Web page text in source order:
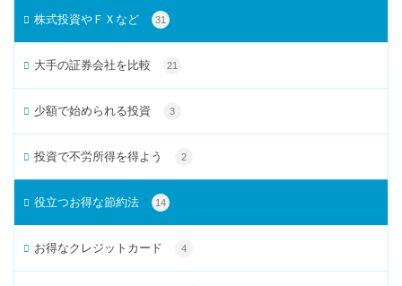
株式投資やＦＸなど 31
大手の証券会社を比較 21
少額で始められる投資 3
投資で不労所得を得よう 2
役立つお得な節約法 14
お得なクレジットカード 4